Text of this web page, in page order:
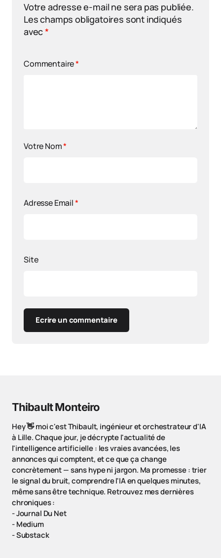
Votre adresse e-mail ne sera pas publiée.
Les champs obligatoires sont indiqués
avec*
Commentaire*
Votre Nom*
Adresse Email*
Site
Ecrire un commentaire
Thibault Monteiro
Hey 👋 moi c'est Thibault, ingénieur et orchestrateur d'IA
à Lille. Chaque jour, je décrypte l'actualité de
l'intelligence artificielle : les vraies avancées, les
annonces qui comptent, et ce que ça change
concrètement — sans hype ni jargon. Ma promesse : trier
le signal du bruit, comprendre l'IA en quelques minutes,
même sans être technique. Retrouvez mes dernières
chroniques :
-Journal Du Net
-Medium
-Substack